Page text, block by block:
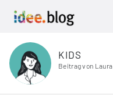
KIDS
Beitrag von Laura